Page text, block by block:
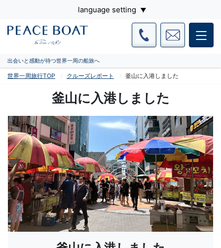
language setting
出会いと感動が待つ世界一周の船旅へ
世界一周旅行TOP クルーズレポート 釜山に入港しました
釜山に入港しました